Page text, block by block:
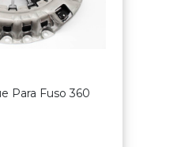
Para Fuso 360